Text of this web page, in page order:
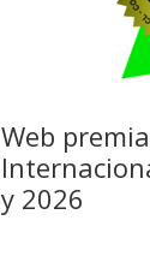
Web
y 2026